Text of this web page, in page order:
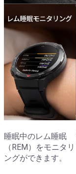
睡眠中のレム睡眠
（REM）をモニタリ
ングができます。